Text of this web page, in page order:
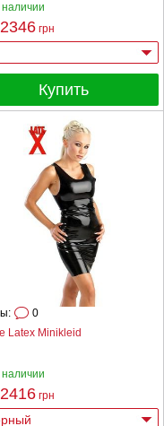
наличии
2346 грн
Купить
Latex Minikleid
0
наличии
2416 грн